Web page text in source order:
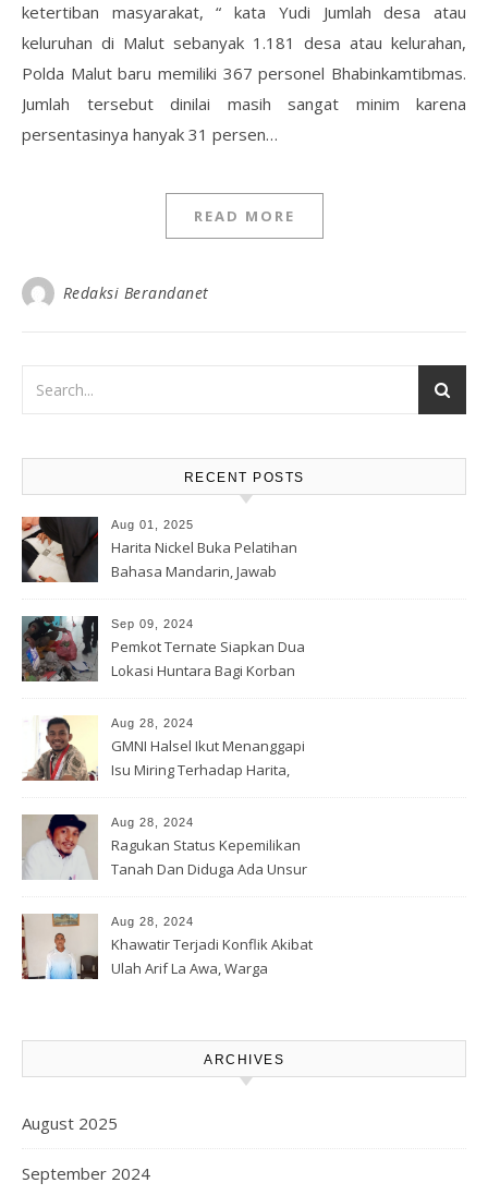
ketertiban masyarakat, “ kata Yudi Jumlah desa atau
keluruhan di Malut sebanyak 1.181 desa atau kelurahan,
Polda Malut baru memiliki 367 personel Bhabinkamtibmas.
Jumlah tersebut dinilai masih sangat minim karena
persentasinya hanyak 31 persen…
READ MORE
Redaksi Berandanet
RECENT POSTS
Aug 01, 2025
Harita Nickel Buka Pelatihan
Bahasa Mandarin, Jawab
Sep 09, 2024
Pemkot Ternate Siapkan Dua
Lokasi Huntara Bagi Korban
Aug 28, 2024
GMNI Halsel Ikut Menanggapi
Isu Miring Terhadap Harita,
Lahan Warga
Aug 28, 2024
Ragukan Status Kepemilikan
Tanah Dan Diduga Ada Unsur
Korporasi Harita, GPM Halsel
Minta Polres Panggil Dan
Tetapkan Bapak Arif La Awa
Aug 28, 2024
Khawatir Terjadi Konflik Akibat
Ulah Arif La Awa, Warga
ARCHIVES
August 2025
September 2024